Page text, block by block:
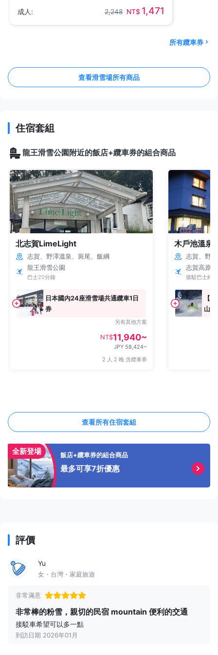
成人: 2,248 NT$ 1,471
所有纜車券
查看滑雪場所有商品
住宿套組
龍王滑雪公園附近的飯店+纜車券的組合商品
北志賀LimeLight
志賀、野澤溫泉、斑尾、飯綱
龍王滑雪公園
巴士20分鐘
日本國內24座滑雪場共通纜車1日
券
另有其他方案
NT$11,940~
JPY 58,424~
2 人 2 晚 含纜車券
木戶池溫泉
志賀、野
志賀高原
接駁巴士約3
【
山
查看所有住宿套組
全新登場 飯店+纜車券的組合商品
最多可享7折優惠
評價
Yu
女・台灣・家庭旅遊
非常滿意
非常棒的粉雪，親切的民宿 mountain 便利的交通
接駁車希望可以多一點
到訪日期 2026年01月